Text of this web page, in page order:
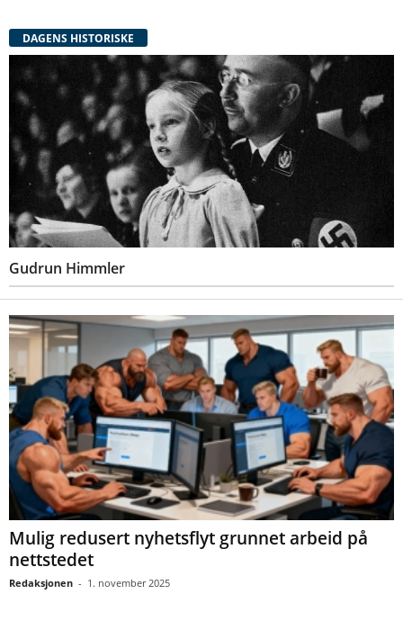
DAGENS HISTORISKE
Gudrun Himmler
Mulig redusert nyhetsflyt grunnet arbeid på
nettstedet
Redaksjonen - 1. november 2025